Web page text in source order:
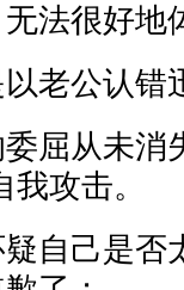
无法很好
老公认错
屈从未消
攻击。
自己是否